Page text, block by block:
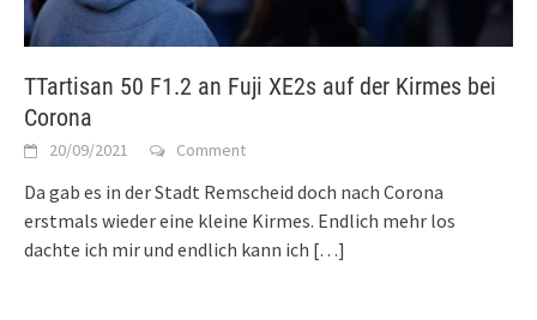
TTartisan 50 F1.2 an Fuji XE2s auf der Kirmes bei
Corona
20/09/2021 Comment
Da gab es in der Stadt Remscheid doch nach Corona
erstmals wieder eine kleine Kirmes. Endlich mehr los
dachte ich mir und endlich kann ich […]